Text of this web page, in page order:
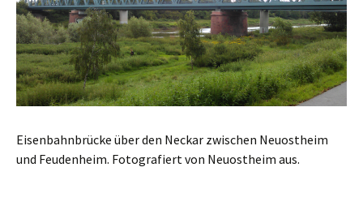
Eisenbahnbrücke über den Neckar zwischen Neuostheim
und Feudenheim. Fotografiert von Neuostheim aus.